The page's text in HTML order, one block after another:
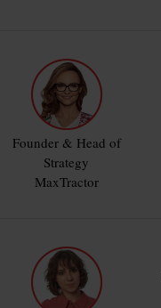
Founder & Head of
Strategy
MaxTractor